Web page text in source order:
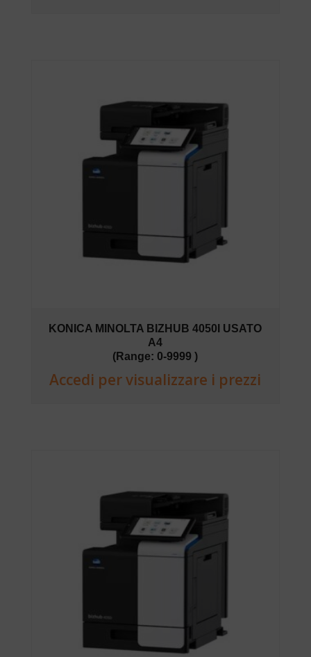
KONICA MINOLTA BIZHUB 4050I USATO
A4
(Range: 0-9999 )
Accedi per visualizzare i prezzi